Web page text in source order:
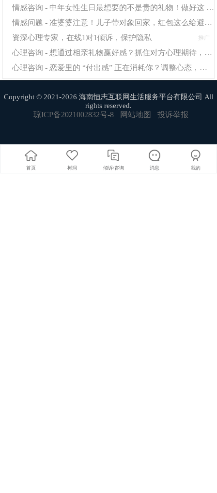
要是每个男人都这么想的话，这些美女都会被你们害的单
身。
但至少像我今天说的这一类丑男是不会这样想的，他不会
害怕什么丢脸，我脸都长这么丑了我还害怕丢？就这么丑
的一张脸我把他丢了又怎么样？所以如果你长的丑，那就
要像一个真正有种的丑男一样去撩妹，而不要做个丑男还
做个半吊子的丑男。
情感咨询 - 中年女性生日最想要的不是贵的礼物！做好这 2 点，普通礼物也能暖到她心里
情感问题 - 准婆婆注意！儿子带对象回家，红包这么给避免情感小插曲
资深心理专家，在线1对1倾诉，保护隐私
推广
心理咨询 - 想通过相亲礼物赢好感？抓住对方心理期待，送礼才不白费功夫
心理咨询 - 恋爱里的 “付出感” 正在消耗你？调整心态，感情才能长久保鲜
Copyright © 2021-2026 海南恒志互联网生活服务平台有限公司 All
rights reserved.
琼ICP备2021002832号-8 网站地图 投诉举报
首页 树洞 倾诉/咨询 消息 我的